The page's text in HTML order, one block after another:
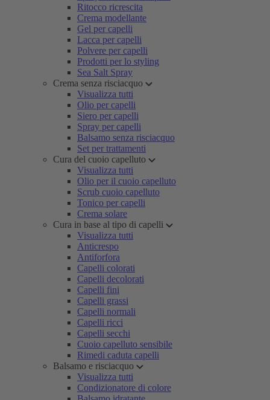
Ritocco ricrescita
Crema modellante
Gel per capelli
Lacca per capelli
Polvere per capelli
Prodotti per lo styling
Sea Salt Spray
Crema senza risciacquo
Visualizza tutti
Olio per capelli
Siero per capelli
Spray per capelli
Balsamo senza risciacquo
Set per trattamenti
Cura del cuoio capelluto
Visualizza tutti
Olio per il cuoio capelluto
Scrub cuoio capelluto
Tonico per capelli
Crema solare
Cura in base al tipo di capelli
Visualizza tutti
Anticrespo
Antiforfora
Capelli colorati
Capelli decolorati
Capelli fini
Capelli grassi
Capelli normali
Capelli ricci
Capelli secchi
Cuoio capelluto sensibile
Rimedi caduta capelli
Balsamo e risciacquo
Visualizza tutti
Condizionatore di colore